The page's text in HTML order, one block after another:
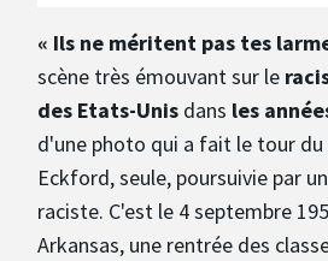
« Ils ne méritent pas tes
scène très émouvant sur le
des Etats-Unis dans les
d'une photo qui a fait le tour du
Eckford, seule, poursuivie par
raciste. C'est le 4 septembre
Arkansas, une rentrée des